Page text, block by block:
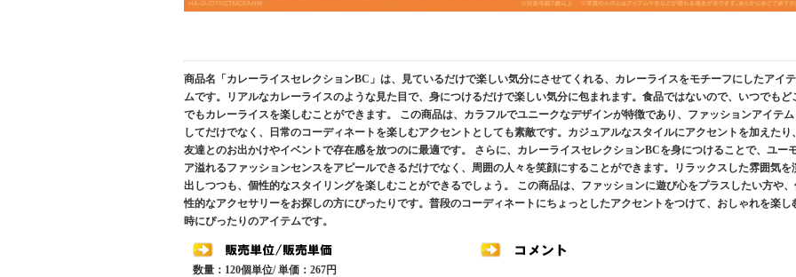
商品名「カレーライスセレクションBC」は、見ているだけで楽しい気分にさせてくれる、カレーライスをモチーフにしたアイテ
ムです。リアルなカレーライスのような見た目で、身につけるだけで楽しい気分に包まれます。食品ではないので、いつでもど
でもカレーライスを楽しむことができます。 この商品は、カラフルでユニークなデザインが特徴であり、ファッションアイテ
してだけでなく、日常のコーディネートを楽しむアクセントとしても素敵です。カジュアルなスタイルにアクセントを加えたり
友達とのお出かけやイベントで存在感を放つのに最適です。 さらに、カレーライスセレクションBCを身につけることで、ユー
ア溢れるファッションセンスをアピールできるだけでなく、周囲の人々を笑顔にすることができます。リラックスした雰囲気を
出しつつも、個性的なスタイリングを楽しむことができるでしょう。 この商品は、ファッションに遊び心をプラスしたい方や
性的なアクセサリーをお探しの方にぴったりです。普段のコーディネートにちょっとしたアクセントをつけて、おしゃれを楽し
時にぴったりのアイテムです。
数量：120個単位/ 単価：267円